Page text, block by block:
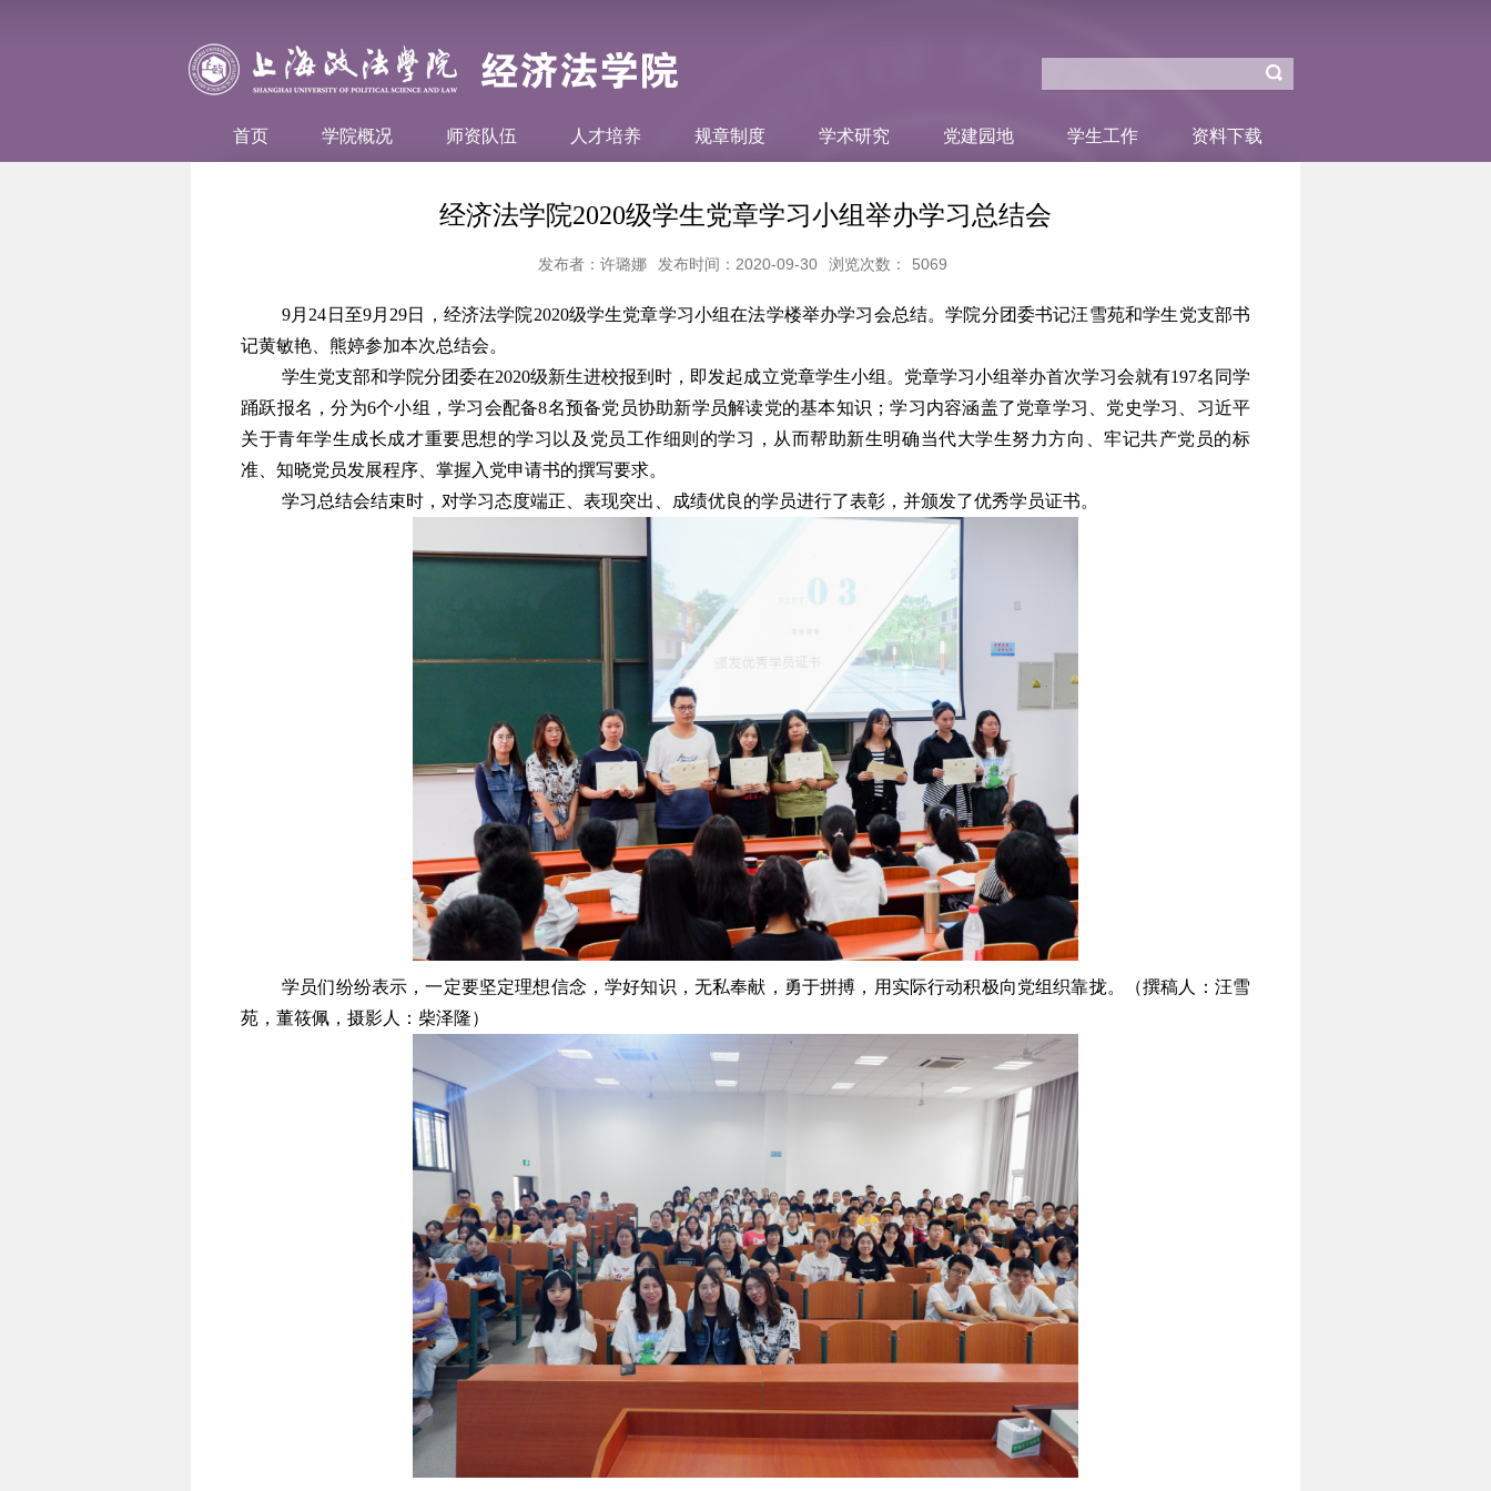
首页 学院概况 师资队伍 人才培养 规章制度 学术研究 党建园地 学生工作 资料下载
经济法学院2020级学生党章学习小组举办学习总结会
发布者：许璐娜 发布时间：2020-09-30 浏览次数： 5069
9月 24 日至9月 29日，经济法学院2020级学生党章学习小组在法学楼举办学习会总结。学院分团委书记汪雪苑和学生党支部书
记黄敏艳、熊婷参加本次总结会。
学生党支部和学院分团委在2020级新生进校报到时，即发起成立党章学生小组。党章学习小组举办首次学习会就有197名同学
踊跃报名，分为6个小组，学习会配备8名预备党员协助新学员解读党的基本知识；学习内容涵盖了党章学习、党史学习、习近平
关于青年学生成长成才重要思想的学习以及党员工作细则的学习，从而帮助新生明确当代大学生努力方向、牢记共产党员的标
准、知晓党员发展程序、掌握入党申请书的撰写要求。
学习总结会结束时，对学习态度端正、表现突出、成绩优良的学员进行了表彰，并颁发了优秀学员证书。
学员们纷纷表示，一定要坚定理想信念，学好知识，无私奉献，勇于拼搏，用实际行动积极向党组织靠拢。（撰稿人：汪雪
苑，董筱佩 ，摄影人：柴泽隆）